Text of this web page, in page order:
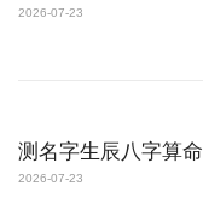
2026-07-23
测名字生辰八字算
2026-07-23